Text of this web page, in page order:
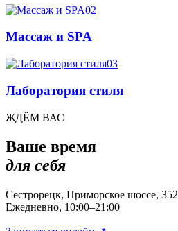
02
Массаж и SPA
03
Лаборатория стиля
ЖДЁМ ВАС
Ваше время
для себя
Сестрорецк, Приморское шоссе, 352
Ежедневно, 10:00–21:00